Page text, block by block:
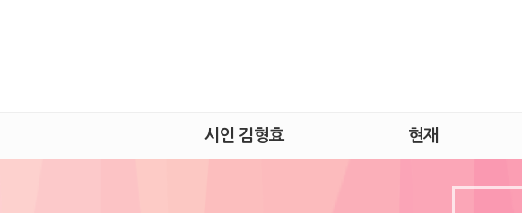
시인 김형효 현재